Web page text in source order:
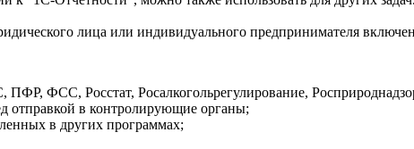
лица или индивидуального предпринимателя
ФСС, Росстат, Росалкогольрегулирование,
отправкой в контролирующие органы;
в других программах;